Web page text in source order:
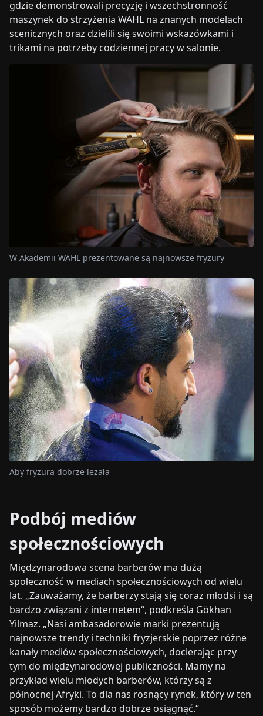
gdzie demonstrowali precyzję i wszechstronność
maszynek do strzyżenia WAHL na znanych modelach
scenicznych oraz dzielili się swoimi wskazówkami i
trikami na potrzeby codziennej pracy w salonie.
W Akademii WAHL prezentowane są najnowsze fryzury
Aby fryzura dobrze leżała
Podbój mediów
społecznościowych
Międzynarodowa scena barberów ma dużą
społeczność w mediach społecznościowych od wielu
lat. „Zauważamy, że barberzy stają się coraz młodsi i są
bardzo związani z internetem“, podkreśla Gökhan
Yilmaz. „Nasi ambasadorowie marki prezentują
najnowsze trendy i techniki fryzjerskie poprzez różne
kanały mediów społecznościowych, docierając przy
tym do międzynarodowej publiczności. Mamy na
przykład wielu młodych barberów, którzy są z
północnej Afryki. To dla nas rosnący rynek, który w ten
sposób możemy bardzo dobrze osiągnąć.“